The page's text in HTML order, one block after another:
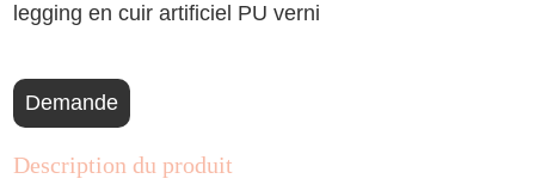
legging en cuir artificiel PU verni
Demande
Description du produit